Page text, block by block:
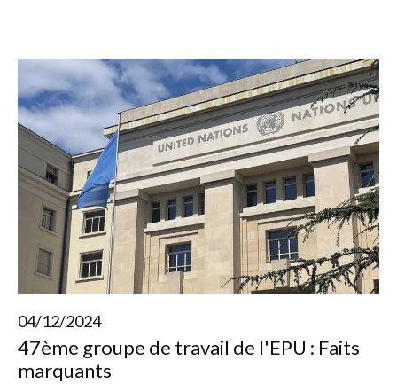
04/12/2024
47ème groupe de travail de l'EPU : Faits
marquants